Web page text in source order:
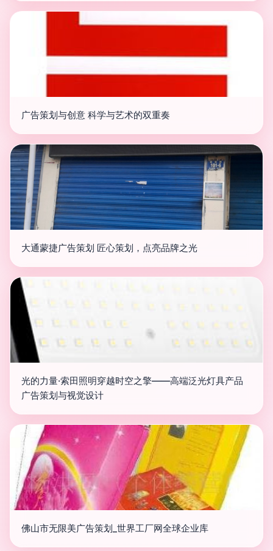
广告策划与创意 科学与艺术的双重奏
大通蒙捷广告策划 匠心策划，点亮品牌之光
光的力量·索田照明穿越时空之擎——高端泛光灯具产品
广告策划与视觉设计
佛山市无限美广告策划_世界工厂网全球企业库